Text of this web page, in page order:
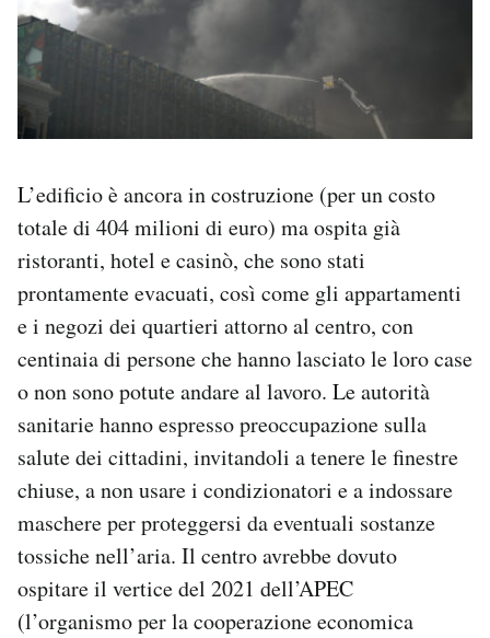
L’edificio è ancora in costruzione (per un costo
totale di 404 milioni di euro) ma ospita già
ristoranti, hotel e casinò, che sono stati
prontamente evacuati, così come gli appartamenti
e i negozi dei quartieri attorno al centro, con
centinaia di persone che hanno lasciato le loro case
o non sono potute andare al lavoro. Le autorità
sanitarie hanno espresso preoccupazione sulla
salute dei cittadini, invitandoli a tenere le finestre
chiuse, a non usare i condizionatori e a indossare
maschere per proteggersi da eventuali sostanze
tossiche nell’aria. Il centro avrebbe dovuto
ospitare il vertice del 2021 dell’APEC
(l’organismo per la cooperazione economica